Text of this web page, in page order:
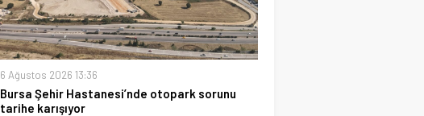
6 Ağustos 2026 13:36
Bursa Şehir Hastanesi’nde otopark sorunu
tarihe karışıyor